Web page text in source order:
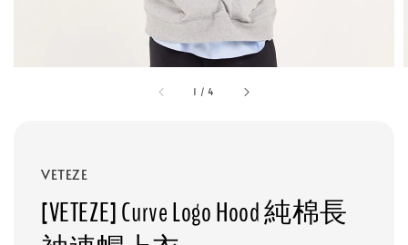
1 /4
VETEZE
[VETEZE] Curve Logo Hood 純棉長